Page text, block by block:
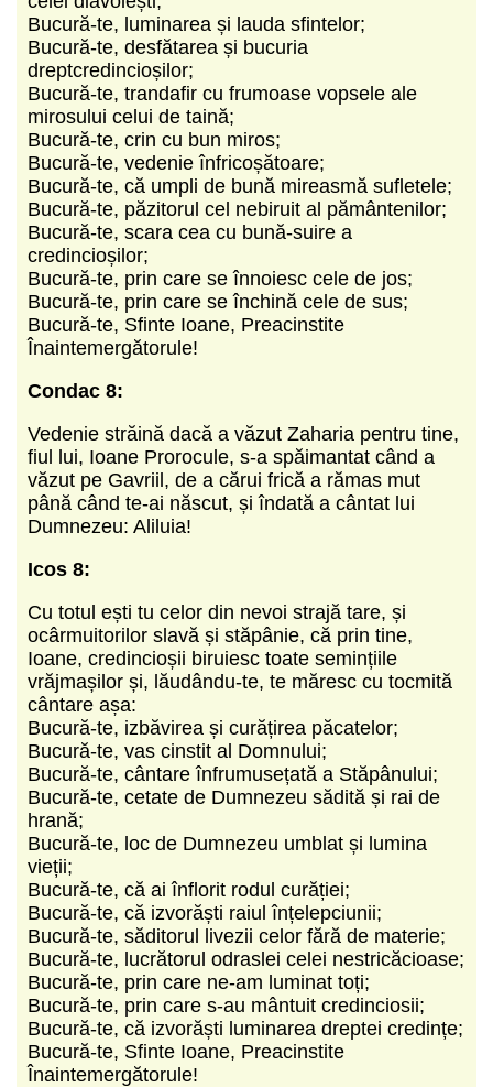
Bucură-te, luminarea și lauda sfintelor;
Bucură-te, desfătarea și bucuria
dreptcredincioșilor;
Bucură-te, trandafir cu frumoase vopsele ale
mirosului celui de taină;
Bucură-te, crin cu bun miros;
Bucură-te, vedenie înfricoșătoare;
Bucură-te, că umpli de bună mireasmă sufletele;
Bucură-te, păzitorul cel nebiruit al pământenilor;
Bucură-te, scara cea cu bună-suire a
credincioșilor;
Bucură-te, prin care se înnoiesc cele de jos;
Bucură-te, prin care se închină cele de sus;
Bucură-te, Sfinte Ioane, Preacinstite
Înaintemergătorule!
Condac 8:
Vedenie străină dacă a văzut Zaharia pentru tine,
fiul lui, Ioane Prorocule, s-a spăimantat când a
văzut pe Gavriil, de a cărui frică a rămas mut
până când te-ai născut, și îndată a cântat lui
Dumnezeu: Aliluia!
Icos 8:
Cu totul ești tu celor din nevoi strajă tare, și
ocârmuitorilor slavă și stăpânie, că prin tine,
Ioane, credincioșii biruiesc toate semințiile
vrăjmașilor și, lăudându-te, te măresc cu tocmită
cântare așa:
Bucură-te, izbăvirea și curățirea păcatelor;
Bucură-te, vas cinstit al Domnului;
Bucură-te, cântare înfrumusețată a Stăpânului;
Bucură-te, cetate de Dumnezeu sădită și rai de
hrană;
Bucură-te, loc de Dumnezeu umblat și lumina
vieții;
Bucură-te, că ai înflorit rodul curăției;
Bucură-te, că izvorăști raiul înțelepciunii;
Bucură-te, săditorul livezii celor fără de materie;
Bucură-te, lucrătorul odraslei celei nestricăcioase;
Bucură-te, prin care ne-am luminat toți;
Bucură-te, prin care s-au mântuit credinciosii;
Bucură-te, că izvorăști luminarea dreptei credințe;
Bucură-te, Sfinte Ioane, Preacinstite
Înaintemergătorule!